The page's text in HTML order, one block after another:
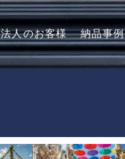
法人のお客様 納品事例